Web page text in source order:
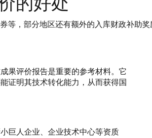
等，部分地区还有额外的入库财政补助奖
果评价报告是重要的参考材料。它
证明其技术转化能力，从而获得国
巨人企业、企业技术中心等资质